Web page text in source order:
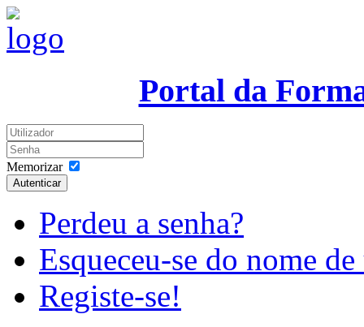
Portal da
Memorizar
Autenticar
Perdeu a senha?
Esqueceu-se do nome
Registe-se!